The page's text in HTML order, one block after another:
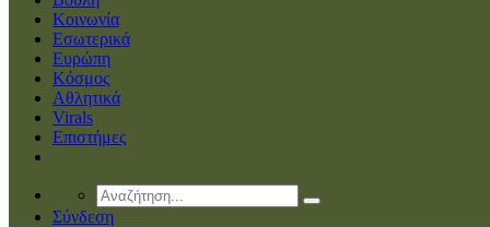
Κοινωνία
Εσωτερικά
Ευρώπη
Κόσμος
Αθλητικά
Virals
Επιστήμες
Σύνδεση